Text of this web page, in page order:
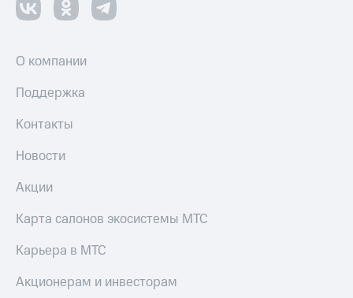
О компании
Поддержка
Контакты
Новости
Акции
Карта салонов экосистемы МТС
Карьера в МТС
Акционерам и инвесторам